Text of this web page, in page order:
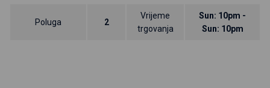
Poluga 2
Vrijeme
trgovanja
Sun: 10pm -
Sun: 10pm